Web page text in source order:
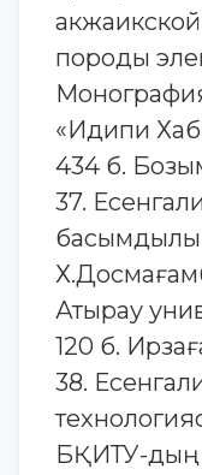
породы
«Идипи
434 б.
37.
Атырау
120 б.
38.
БҚИТУ-дың